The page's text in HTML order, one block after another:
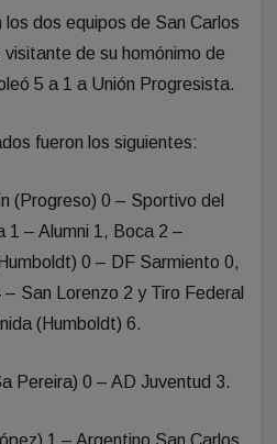
los dos equipos de San Carlos
de su homónimo de
5 a 1 a Unión Progresista.
fueron los siguientes:
(Progreso) 0 – Sportivo del
1 – Alumni 1, Boca 2 –
0 – DF Sarmiento 0,
San Lorenzo 2 y Tiro Federal
(Humboldt) 6.
Pereira) 0 – AD Juventud 3.